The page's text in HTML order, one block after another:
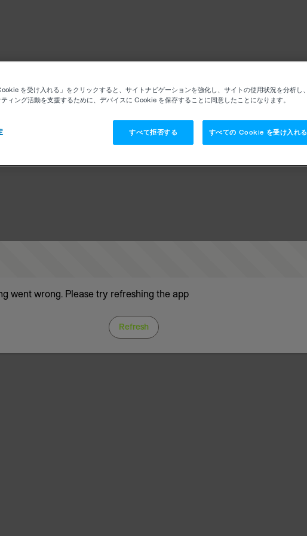
went wrong. Please try refreshing the app
Refresh
を受け入れる」をクリックすると、サイトナビゲーションを強化し、サイトの使用状況を分析し、
ィング活動を支援するために、デバイスに Cookie を保存することに同意したことになります。
すべて拒否する すべての Cookie を受け入れる